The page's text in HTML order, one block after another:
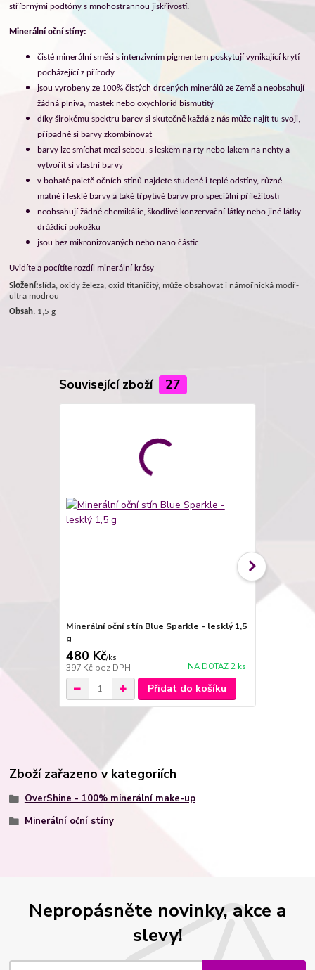
stříbrnými podtóny s mnohostrannou jiskřivostí.
Minerální oční stíny:
čisté minerální směsi s intenzivním pigmentem poskytují vynikající krytí
pocházející z přírody
jsou vyrobeny ze 100% čistých drcených minerálů ze Země a neobsahují
žádná plniva, mastek nebo oxychlorid bismutitý
díky širokému spektru barev si skutečně každá z nás může najít tu svoji,
případně si barvy zkombinovat
barvy lze smíchat mezi sebou, s leskem na rty nebo lakem na nehty a
vytvořit si vlastní barvy
v bohaté paletě očních stínů najdete studené i teplé odstíny, různé
matné i lesklé barvy a také třpytivé barvy pro speciální příležitosti
neobsahují žádné chemikálie, škodlivé konzervační látky nebo jiné látky
dráždící pokožku
jsou bez mikronizovaných nebo nano částic
Uvidíte a pocítíte rozdíl minerální krásy
Složení:slída, oxidy železa, oxid titaničitý, může obsahovat i námořnická modř-
ultra modrou
Obsah: 1,5 g
Související zboží 27
Minerální oční stín Blue Sparkle - lesklý 1,5
g
480 Kč/ks
397 Kč bez DPH NA DOTAZ 2 ks
Přidat do košíku
Zboží zařazeno v kategoriích
OverShine - 100% minerální make-up
Minerální oční stíny
Nepropásněte novinky, akce a
slevy!